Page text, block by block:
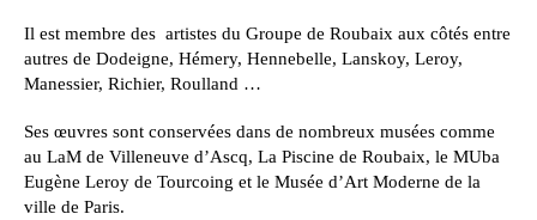
Il est membre des artistes du Groupe de Roubaix aux côtés entre
autres de Dodeigne, Hémery, Hennebelle, Lanskoy, Leroy,
Manessier, Richier, Roulland …
Ses œuvres sont conservées dans de nombreux musées comme
au LaM de Villeneuve d’Ascq, La Piscine de Roubaix, le MUba
Eugène Leroy de Tourcoing et le Musée d’Art Moderne de la
ville de Paris.